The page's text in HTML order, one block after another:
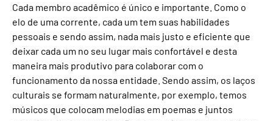
Cada membro acadêmico é único e importante. Como o
elo de uma corrente, cada um tem suas habilidades
pessoais e sendo assim, nada mais justo e eficiente que
deixar cada um no seu lugar mais confortável e desta
maneira mais produtivo para colaborar com o
funcionamento da nossa entidade. Sendo assim, os laços
culturais se formam naturalmente, por exemplo, temos
músicos que colocam melodias em poemas e juntos